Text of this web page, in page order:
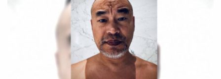
未停止操作，持續進行高頻交易。他日前在社群平台X發文
寫下「I never lose. I always win or get liquidated.」，隨
後又分享一張交易後台截圖，標註「Fees paid
Hyperliquid」，顯示其累積支付手續費已突破100萬美元，
並接近200萬美元水準，約新台幣6393萬元，同時平台積分
達46萬5000分，顯示交易規模龐大。此外，該數據也反映